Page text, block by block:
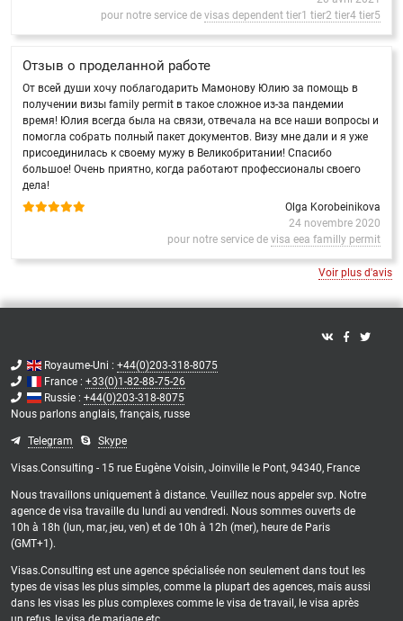
pour notre service de visas dependent tier1 tier2 tier4 tier5
Отзыв о проделанной работе
От всей души хочу поблагодарить Мамонову Юлию за помощь в
получении визы family permit в такое сложное из-за пандемии
время! Юлия всегда была на связи, отвечала на все наши вопросы и
помогла собрать полный пакет документов. Визу мне дали и я уже
присоединилась к своему мужу в Великобритании! Спасибо
большое! Очень приятно, когда работают профессионалы своего
дела!
Olga Korobeinikova
24 novembre 2020
pour notre service de visa eea familly permit
Voir plus d'avis
Royaume-Uni : +44(0)203-318-8075
France : +33(0)1-82-88-75-26
Russie : +44(0)203-318-8075
Nous parlons anglais, français, russe
Telegram Skype
Visas.Consulting - 15 rue Eugène Voisin, Joinville le Pont, 94340, France
Nous travaillons uniquement à distance. Veuillez nous appeler svp. Notre
agence de visa travaille du lundi au vendredi. Nous sommes ouverts de
10h à 18h (lun, mar, jeu, ven) et de 10h à 12h (mer), heure de Paris
(GMT+1).
Visas.Consulting est une agence spécialisée non seulement dans tout les
types de visas les plus simples, comme la plupart des agences, mais aussi
dans les visas les plus complexes comme le visa de travail, le visa après